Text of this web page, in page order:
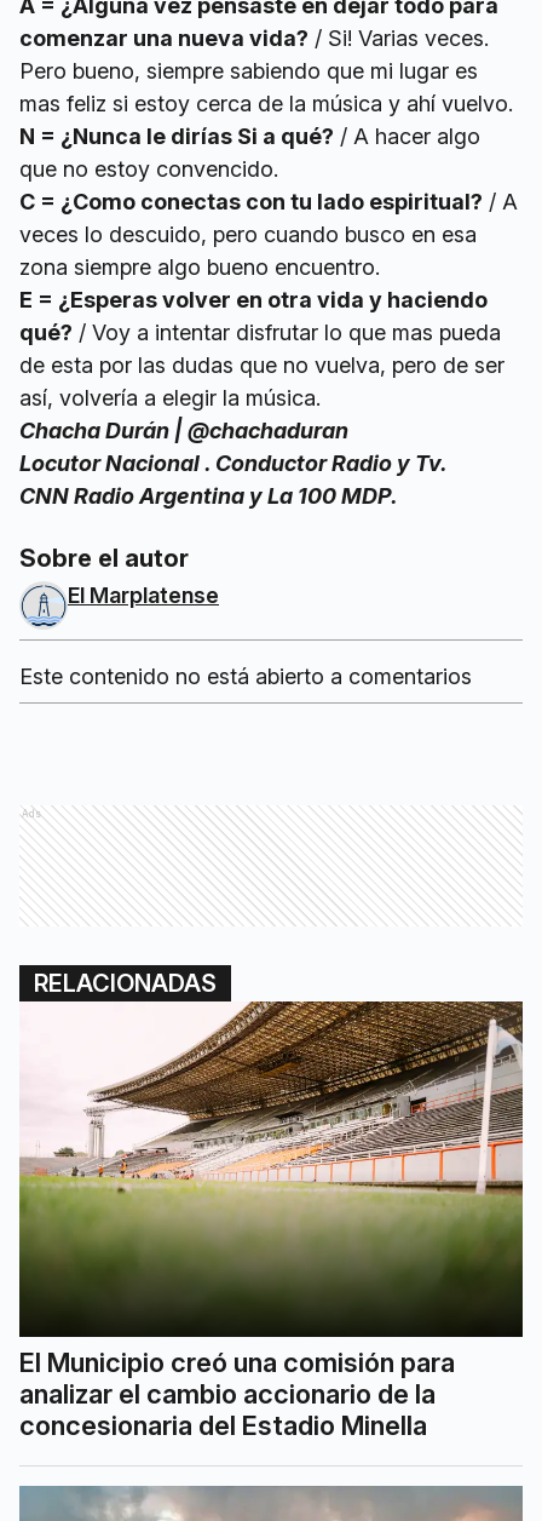
A = ¿Alguna vez pensaste en dejar todo para
comenzar una nueva vida? / Si! Varias veces.
Pero bueno, siempre sabiendo que mi lugar es
mas feliz si estoy cerca de la música y ahí vuelvo.
N = ¿Nunca le dirías Si a qué? / A hacer algo
que no estoy convencido.
C = ¿Como conectas con tu lado espiritual? / A
veces lo descuido, pero cuando busco en esa
zona siempre algo bueno encuentro.
E = ¿Esperas volver en otra vida y haciendo
qué? / Voy a intentar disfrutar lo que mas pueda
de esta por las dudas que no vuelva, pero de ser
así, volvería a elegir la música.
Chacha Durán | @chachaduran
Locutor Nacional . Conductor Radio y Tv.
CNN Radio Argentina y La 100 MDP.
Sobre el autor
El Marplatense
Este contenido no está abierto a comentarios
Ads
RELACIONADAS
El Municipio creó una comisión para
analizar el cambio accionario de la
concesionaria del Estadio Minella